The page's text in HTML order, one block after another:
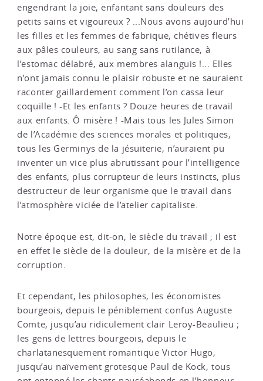
engendrant la joie, enfantant sans douleurs des
petits sains et vigoureux ? ...Nous avons aujourd’hui
les filles et les femmes de fabrique, chétives fleurs
aux pâles couleurs, au sang sans rutilance, à
l’estomac délabré, aux membres alanguis !... Elles
n’ont jamais connu le plaisir robuste et ne sauraient
raconter gaillardement comment l’on cassa leur
coquille ! -Et les enfants ? Douze heures de travail
aux enfants. Ô misère ! -Mais tous les Jules Simon
de l’Académie des sciences morales et politiques,
tous les Germinys de la jésuiterie, n’auraient pu
inventer un vice plus abrutissant pour l’intelligence
des enfants, plus corrupteur de leurs instincts, plus
destructeur de leur organisme que le travail dans
l’atmosphère viciée de l’atelier capitaliste.
Notre époque est, dit-on, le siècle du travail ; il est
en effet le siècle de la douleur, de la misère et de la
corruption.
Et cependant, les philosophes, les économistes
bourgeois, depuis le péniblement confus Auguste
Comte, jusqu’au ridiculement clair Leroy-Beaulieu ;
les gens de lettres bourgeois, depuis le
charlatanesquement romantique Victor Hugo,
jusqu’au naïvement grotesque Paul de Kock, tous